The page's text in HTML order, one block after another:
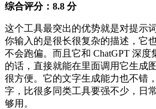
综合评分：8.8 分
这个工具最突出的优势就是对提示
你输入的是很长很复杂的描述，它
不会跑偏。而且它和 ChatGPT 深度
的话，直接就能在里面调用它生成
很方便。它的文字生成能力也不错
字，比很多同类工具要强不少，日
够用。